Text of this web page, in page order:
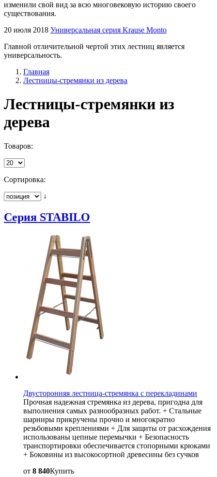
изменили свой вид за всю многовековую историю своего
существования.
20 июля 2018 Универсальная серия Krause Monto
Главной отличительной чертой этих лестниц является
универсальность.
Главная
Лестницы-стремянки из дерева
Лестницы-стремянки из
дерева
Товаров:
Сортировка:
↓
Серия STABILO
Двусторонняя лестница-стремянка с перекладинами
Прочная надежная стремянка из дерева, пригодна для
выполнения самых разнообразных работ. + Стальные
шарниры прикручены прочно и многократно
резьбовыми креплениями + Для защиты от расхождения
использованы цепные перемычки + Безопасность
транспортировки обеспечивается стопорными крюками
+ Боковины из высокосортной древесины без сучков
от 8 840Купить